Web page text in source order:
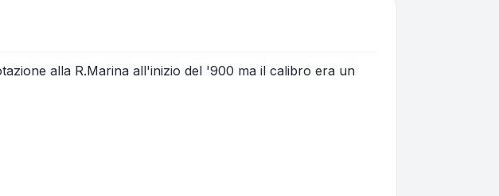
alla R.Marina all'inizio del '900 ma il calibro era un